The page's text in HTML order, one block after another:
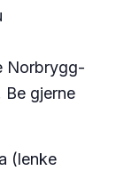
Norbrygg-
Be gjerne
(lenke